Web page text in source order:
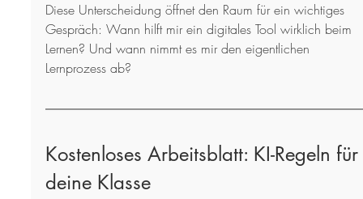
Diese Unterscheidung öffnet den Raum für ein wichtiges
Gespräch: Wann hilft mir ein digitales Tool wirklich beim
Lernen? Und wann nimmt es mir den eigentlichen
Lernprozess ab?
Kostenloses Arbeitsblatt: KI-Regeln für
deine Klasse